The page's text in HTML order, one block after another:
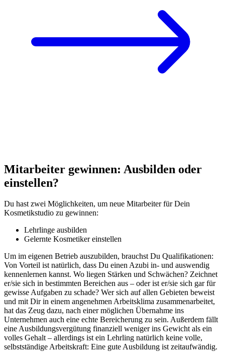
Mitarbeiter gewinnen: Ausbilden oder
einstellen?
Du hast zwei Möglichkeiten, um neue Mitarbeiter für Dein
Kosmetikstudio zu gewinnen:
Lehrlinge ausbilden
Gelernte Kosmetiker einstellen
Um im eigenen Betrieb auszubilden, brauchst Du Qualifikationen:
Von Vorteil ist natürlich, dass Du einen Azubi in- und auswendig
kennenlernen kannst. Wo liegen Stärken und Schwächen? Zeichnet
er/sie sich in bestimmten Bereichen aus – oder ist er/sie sich gar für
gewisse Aufgaben zu schade? Wer sich auf allen Gebieten beweist
und mit Dir in einem angenehmen Arbeitsklima zusammenarbeitet,
hat das Zeug dazu, nach einer möglichen Übernahme ins
Unternehmen auch eine echte Bereicherung zu sein. Außerdem fällt
eine Ausbildungsvergütung finanziell weniger ins Gewicht als ein
volles Gehalt – allerdings ist ein Lehrling natürlich keine volle,
selbstständige Arbeitskraft: Eine gute Ausbildung ist zeitaufwändig.